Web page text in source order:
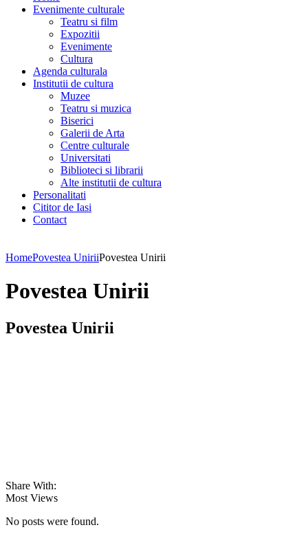
Evenimente culturale
Teatru si film
Expozitii
Evenimente
Cultura
Agenda culturala
Institutii de cultura
Muzee
Teatru si muzica
Biserici
Galerii de Arta
Centre culturale
Universitati
Biblioteci si librarii
Alte institutii de cultura
Personalitati
Cititor de Iasi
Contact
HomePovestea UniriiPovestea Unirii
Povestea Unirii
Povestea Unirii
Share With:
Most Views
No posts were found.